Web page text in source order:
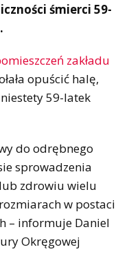
śmierci 59-
zakładu
opuścić halę,
59-latek
do odrębnego
sprowadzenia
zdrowiu wielu
w postaci
– informuje Daniel
Okręgowej